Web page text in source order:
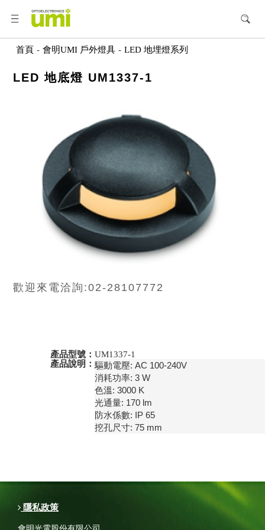
首頁 - 會明UMI 戶外燈具 - LED 地埋燈系列
LED 地底燈 UM1337-1
歡迎來電洽詢:02-28107772
產品型號： UM1337-1
產品說明： 驅動電壓: AC 100-240V
消耗功率: 3 W
色溫: 3000 K
光通量: 170 lm
防水係數: IP 65
挖孔尺寸: 75 mm
隱私政策